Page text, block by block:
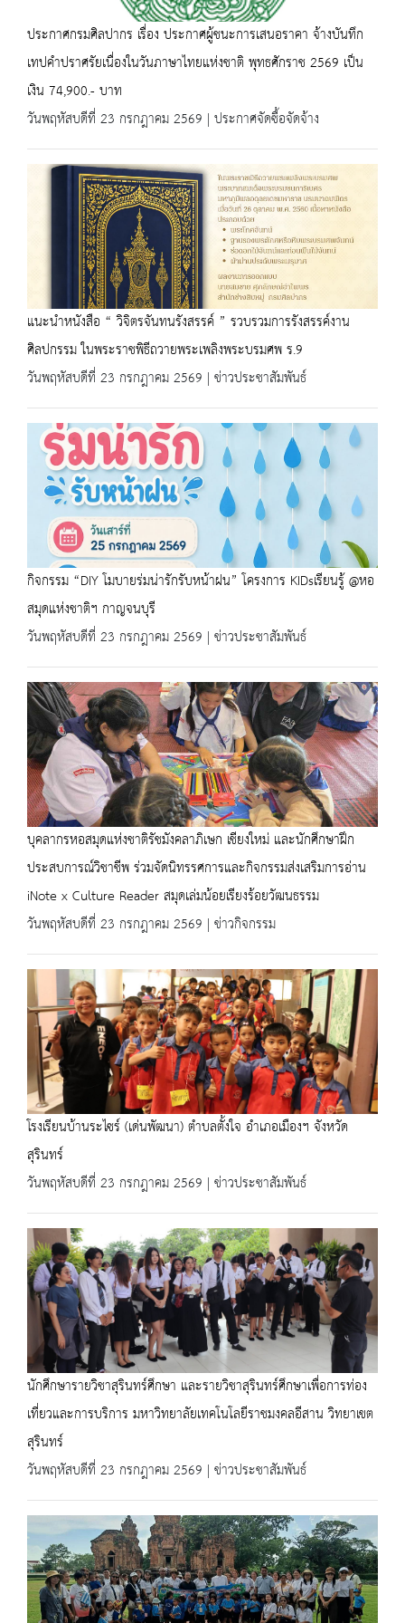
ประกาศกรมศิลปากร เรื่อง ประกาศผู้ชนะการเสนอราคา จ้างบันทึก
เทปคำปราศรัยเนื่องในวันภาษาไทยแห่งชาติ พุทธศักราช 2569 เป็น
เงิน 74,900.- บาท
วันพฤหัสบดีที่ 23 กรกฎาคม 2569 | ประกาศจัดซื้อจัดจ้าง
แนะนำหนังสือ “ วิจิตรจันทนรังสรรค์ ” รวบรวมการรังสรรค์งาน
ศิลปกรรม ในพระราชพิธีถวายพระเพลิงพระบรมศพ ร.9
วันพฤหัสบดีที่ 23 กรกฎาคม 2569 | ข่าวประชาสัมพันธ์
กิจกรรม “DIY โมบายร่มน่ารักรับหน้าฝน” โครงการ KIDsเรียนรู้ @หอ
สมุดแห่งชาติฯ กาญจนบุรี
วันพฤหัสบดีที่ 23 กรกฎาคม 2569 | ข่าวประชาสัมพันธ์
บุคลากรหอสมุดแห่งชาติรัชมังคลาภิเษก เชียงใหม่ และนักศึกษาฝึก
ประสบการณ์วิชาชีพ ร่วมจัดนิทรรศการและกิจกรรมส่งเสริมการอ่าน
iNote x Culture Reader สมุดเล่มน้อยเรียงร้อยวัฒนธรรม
วันพฤหัสบดีที่ 23 กรกฎาคม 2569 | ข่าวกิจกรรม
โรงเรียนบ้านระไซร์ (เด่นพัฒนา) ตำบลตั้งใจ อำเภอเมืองฯ จังหวัด
สุรินทร์
วันพฤหัสบดีที่ 23 กรกฎาคม 2569 | ข่าวประชาสัมพันธ์
นักศึกษารายวิชาสุรินทร์ศึกษา และรายวิชาสุรินทร์ศึกษาเพื่อการท่อง
เที่ยวและการบริการ มหาวิทยาลัยเทคโนโลยีราชมงคลอีสาน วิทยาเขต
สุรินทร์
วันพฤหัสบดีที่ 23 กรกฎาคม 2569 | ข่าวประชาสัมพันธ์